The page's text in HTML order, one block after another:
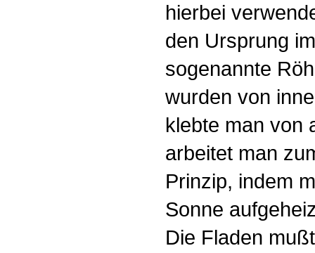
hierbei
den Ursprung
sogenannte
wurden von
klebte man von
arbeitet man
Prinzip, indem
Sonne
Die Fladen